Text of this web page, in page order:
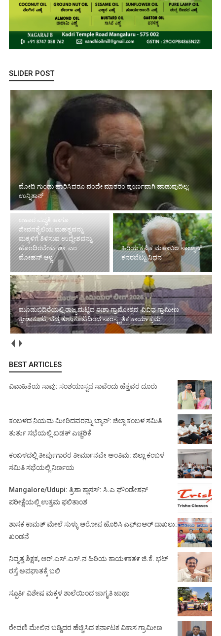
SLIDER POST
ಮೋದಿ ಗುಂಡು ಹಾರಿಸಿದರೂ ವಂದೇ ಮಾತರಂ ಪೂರ್ಣವಾಗಿ ಹಾಡುವುದಿಲ್ಲ:
ಉನ್ನಿತಾನ್
ತುಳು ಭಾಷೆ, ಆಚಾರ-ವಿಚಾರ,
ಆಹಾರ ಪದ್ಧತಿ ಹಾಗೂ
ಜೀವನಶೈಲಿಯ ಮಹತ್ವವನ್ನು
ಮಕ್ಕಳಿಗೆ ತಿಳಿಸುವ ಉದ್ದೇಶವನ್ನು
ಹೊಂದಿರಬೇಕು: ಡಾ. ಎಂ.
ಮೋಹನ್ ಆಳ್ವ
ಹಿರಿಯ ಕೃಷಿಕ ಮಹಾಬಲ ಸಾಲ್ಯಾನ್
ಕನರಬೆಟ್ಪು ನಿಧನ
ಮೂಡುಬಿದಿರೆಯಲ್ಲಿ ರಾಜ್ಯಮಟ್ಟದ ಈಶಾ ಗ್ರಾಮೋತ್ಸವ: ವಿವಿಧ ಗ್ರಾಮೀಣ
ಕ್ರೀಡಾಕೂಟ, ಬೆದ್ರ ತುಳುಕೂಟದಿಂದ ಸಾಂಸ್ಕೃತಿಕ ಕಾಯ೯ಕ್ರಮ
BEST ARTICLES
ವಿವಾಹಿತೆಯ ಸಾವು: ಸಂಶಯಾಸ್ಪದ ಸಾವೆಂದು ಹೆತ್ತವರ ದೂರು
ಕಂಬಳದ ನಿಯಮ ಮೀರಿದವರನ್ನು ಬ್ಯಾನ್: ಜಿಲ್ಲಾ ಕಂಬಳ ಸಮಿತಿ
ತುರ್ತು ಸಭೆಯಲ್ಲಿ ಖಡಕ್ ಎಚ್ಚರಿಕೆ
ಕಂಬಳದಲ್ಲಿ ತೀರ್ಪುಗಾರರ ತೀರ್ಮಾನವೇ ಅಂತಿಮ: ಜಿಲ್ಲಾ ಕಂಬಳ
ಸಮಿತಿ ಸಭೆಯಲ್ಲಿ ನಿರ್ಣಯ
Mangalore/Udupi: ತ್ರಿಶಾ ಕ್ಲಾಸಸ್: ಸಿ.ಎ ಫೌಂಡೇಶನ್
ಪರೀಕ್ಷೆಯಲ್ಲಿ ಉತ್ತಮ ಫಲಿತಾಂಶ
ಶಾಸಕ ಕಾಮತ್ ಮೇಲೆ ಸುಳ್ಳು ಆರೋಪ ಹೊರಿಸಿ ಎಫ್‌ಐಆರ್ ದಾಖಲು:
ಖಂಡನೆ
ನಿವೃತ್ತ ಶಿಕ್ಷಕ, ಆರ್.ಎಸ್.ಎಸ್.ನ ಹಿರಿಯ ಕಾಯ೯ಕತ೯ ಜಿ.ಕೆ. ಭಟ್
ರಸ್ತೆ ಅಪಘಾತಕ್ಕೆ ಬಲಿ
ಸ್ಪೂರ್ತಿ ವಿಶೇಷ ಮಕ್ಕಳ ಶಾಲೆಯಿಂದ ಜಾಗೃತಿ ಜಾಥಾ
ಠೇವಣಿ ಮೇಲಿನ ಬಡ್ಡಿದರ ಹೆಚ್ಚಿಸಿದ ಕರ್ನಾಟಕ ವಿಕಾಸ ಗ್ರಾಮೀಣ